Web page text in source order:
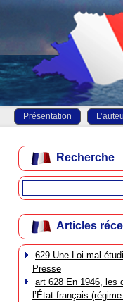
Présentation
Recherche
Articles
629 Une Loi mal
Presse
art 628 En 1946, les
l’État français